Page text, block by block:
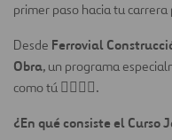
primer paso hacia tu
Desde Ferrovial
Obra, un programa
como tú 👷‍♀️👷‍♂️.
¿En qué consiste el Curso